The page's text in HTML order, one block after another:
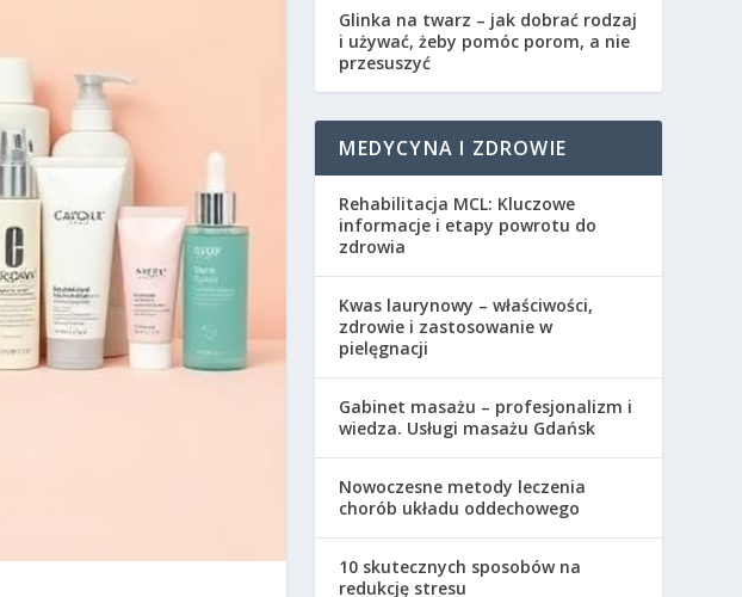
Glinka na twarz – jak dobrać rodzaj
i używać, żeby pomóc porom, a nie
przesuszyć
MEDYCYNA I ZDROWIE
Rehabilitacja MCL: Kluczowe
informacje i etapy powrotu do
zdrowia
Kwas laurynowy – właściwości,
zdrowie i zastosowanie w
pielęgnacji
Gabinet masażu – profesjonalizm i
wiedza. Usługi masażu Gdańsk
Nowoczesne metody leczenia
chorób układu oddechowego
10 skutecznych sposobów na
redukcję stresu